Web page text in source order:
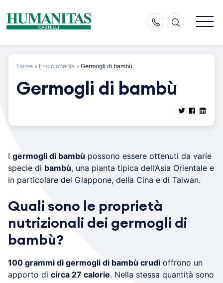
content
Home » Enciclopedia » Germogli di bambù
Germogli di bambù
I germogli di bambù possono essere ottenuti da varie
specie di bambù, una pianta tipica dell’Asia Orientale e
in particolare del Giappone, della Cina e di Taiwan.
Quali sono le proprietà
nutrizionali dei germogli di
bambù?
100 grammi di germogli di bambù crudi offrono un
apporto di circa 27 calorie. Nella stessa quantità sono